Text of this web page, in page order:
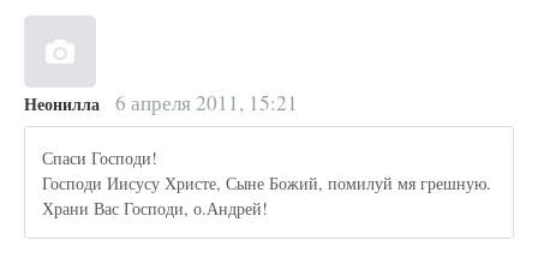
Неонилла 6 апреля 2011, 15:21
Спаси Господи!
Господи Иисусу Христе, Сыне Божий, помилуй мя грешную.
Храни Вас Господи, о.Андрей!